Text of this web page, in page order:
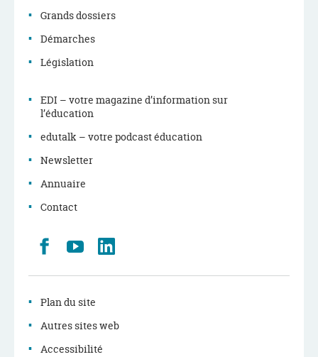
Grands dossiers
Démarches
Législation
EDI – votre magazine d’information sur
l’éducation
edutalk – votre podcast éducation
Newsletter
Annuaire
Contact
Retrouvez
nous
Facebook
Youtube
Plan du site
Autres sites web
Accessibilité